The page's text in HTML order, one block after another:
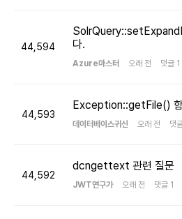
44,594
다.
Azure마스터 오래 전 댓글
44,593
Exception::getFile() 함
데이터베이스귀신 오래 전 댓
44,592
dcngettext 관련 질문
JWT연구가 오래 전 댓글 1